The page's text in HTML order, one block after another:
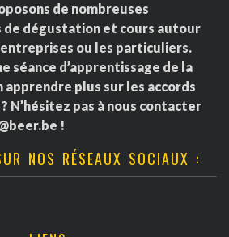
de nombreuses
de dégustation et cours autour
ou les particuliers.
séance d’apprentissage de la
apprendre plus sur les accords
N’hésitez pas à nous contacter
!
NOS RÉSEAUX SOCIAUX :